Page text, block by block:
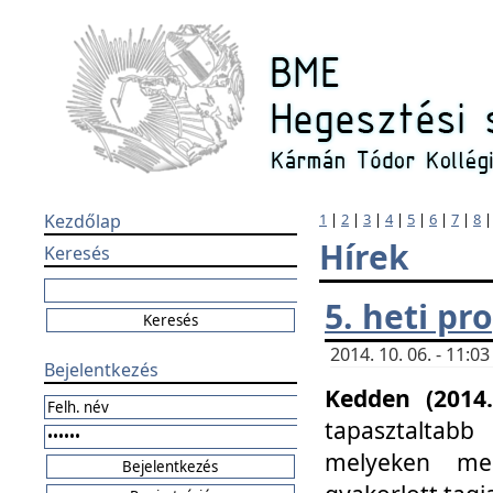
Kezdőlap
Keresés
Bejelentkezés
1 | 2 | 3 | 4| 5 | 6 | 7 | 8
Hírek
5. heti
2014. 10. 06. -
Kedden
melyeken